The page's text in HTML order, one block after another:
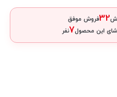
32فروش موفق
این محصول7نفر